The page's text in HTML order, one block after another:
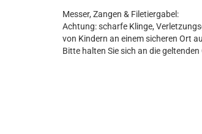
Messer, Zangen & Filetiergabel:
Achtung: scharfe Klinge,
von Kindern an einem sicheren Ort
Bitte halten Sie sich an die